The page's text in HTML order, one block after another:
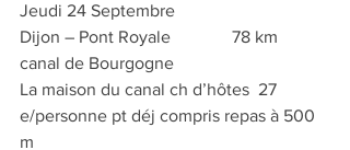
Jeudi 24 Septembre
Dijon – Pont Royale              78 km
canal de Bourgogne
La maison du canal ch d’hôtes  27
e/personne pt déj compris repas à 500
m